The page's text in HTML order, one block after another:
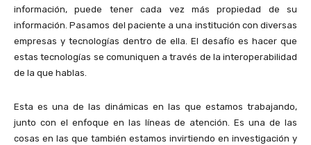
información, puede tener cada vez más propiedad de su
información. Pasamos del paciente a una institución con diversas
empresas y tecnologías dentro de ella. El desafío es hacer que
estas tecnologías se comuniquen a través de la interoperabilidad
de la que hablas.
Esta es una de las dinámicas en las que estamos trabajando,
junto con el enfoque en las líneas de atención. Es una de las
cosas en las que también estamos invirtiendo en investigación y